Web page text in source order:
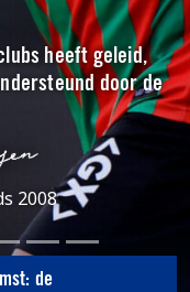
heeft geleid,
door de
2008
de